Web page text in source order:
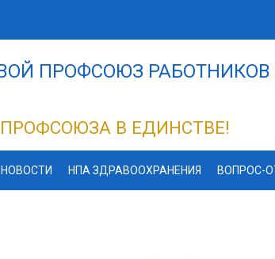
ПРОФСОЮЗ
В ЕДИНСТВЕ!
НОВОСТИ НПА ЗДРАВООХРАНЕНИЯ ВОПРОС-